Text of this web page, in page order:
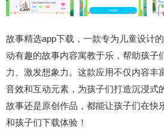
故事精选app下载，一款专为儿童设计
动有趣的故事内容寓教于乐，帮助孩子
力、激发想象力。这款应用不仅内容丰
音效和互动元素，为孩子们打造沉浸式
故事还是原创作品，都能让孩子们在快
和孩子们下载体验！